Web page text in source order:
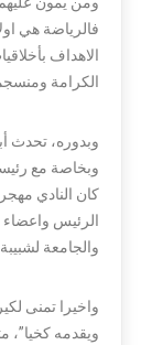
فالرياضة هي
الاهداف
الكرامة
وبدوره، تحدث
وبخاصة مع
كان النادي
الرئيس واعضاء
والجامعة
واخيرا تمنى
ويقدمه كخيا”،